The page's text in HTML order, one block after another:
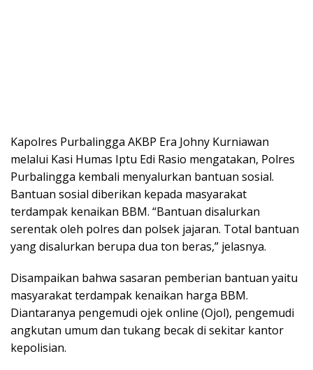
Kapolres Purbalingga AKBP Era Johny Kurniawan
melalui Kasi Humas Iptu Edi Rasio mengatakan, Polres
Purbalingga kembali menyalurkan bantuan sosial.
Bantuan sosial diberikan kepada masyarakat
terdampak kenaikan BBM. “Bantuan disalurkan
serentak oleh polres dan polsek jajaran. Total bantuan
yang disalurkan berupa dua ton beras,” jelasnya.
Disampaikan bahwa sasaran pemberian bantuan yaitu
masyarakat terdampak kenaikan harga BBM.
Diantaranya pengemudi ojek online (Ojol), pengemudi
angkutan umum dan tukang becak di sekitar kantor
kepolisian.